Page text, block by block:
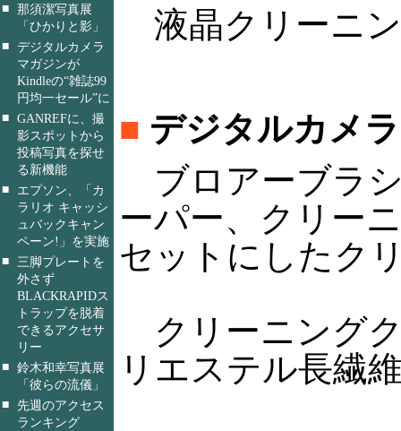
■ 那須潔写真展
「ひかりと影」
■ デジタルカメラ
マガジンが
Kindleの“雑誌99
円均一セール”に
■ GANREFに、撮
影スポットから
投稿写真を探せ
る新機能
■
エプソン、「カ
ラリオ キャッシ
ュバックキャン
ペーン!」を実施
■ 三脚プレートを
外さず
BLACKRAPIDス
トラップを脱着
できるアクセサ
リー
■ 鈴木和幸写真展
「彼らの流儀」
■ 先週のアクセス
ランキング
液晶クリーニ
■ デジタルカメ
ブロアーブラ
ーパー、クリー
セットにしたク
クリーニング
リエステル長繊